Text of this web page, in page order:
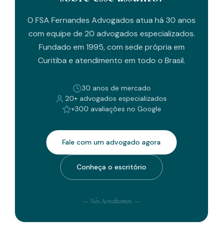
O FSA Fernandes Advogados atua há 30 anos
com equipe de 20 advogados especializados.
Fundado em 1995, com sede própria em
Curitiba e atendimento em todo o Brasil.
30 anos de mercado
20+ advogados especializados
+300 avaliações no Google
Fale com um advogado agora
Conheça o escritório
— Nós Acreditamos. —